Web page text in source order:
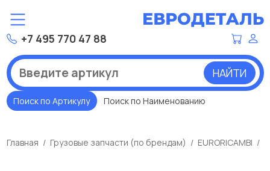
+7 495 770 47 88
НАЙТИ
Поиск по Артикулу Поиск по Наименованию
Главная Грузовые запчасти (по брендам) EURORICAMBI